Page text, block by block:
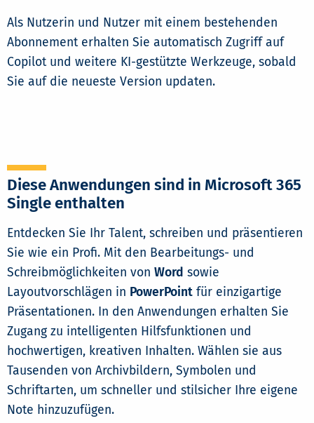
Als Nutzerin und Nutzer mit einem bestehenden
Abonnement erhalten Sie automatisch Zugriff auf
Copilot und weitere KI-gestützte Werkzeuge, sobald
Sie auf die neueste Version updaten.
Diese Anwendungen sind in Microsoft 365
Single enthalten
Entdecken Sie Ihr Talent, schreiben und präsentieren
Sie wie ein Profi. Mit den Bearbeitungs- und
Schreibmöglichkeiten von Word sowie
Layoutvorschlägen in PowerPoint für einzigartige
Präsentationen. In den Anwendungen erhalten Sie
Zugang zu intelligenten Hilfsfunktionen und
hochwertigen, kreativen Inhalten. Wählen sie aus
Tausenden von Archivbildern, Symbolen und
Schriftarten, um schneller und stilsicher Ihre eigene
Note hinzuzufügen.